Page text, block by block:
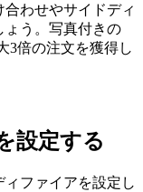
わせやサイドディ
ょう。写真付きの
3倍の注文を獲得し
設定する
ファイアを設定し